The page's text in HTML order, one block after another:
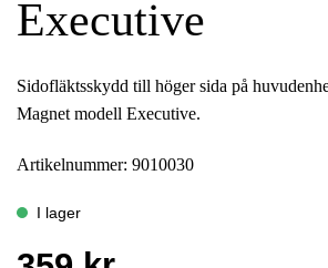
Executive
Sidofläktsskydd till höger sida på
Magnet modell Executive.
Artikelnummer: 9010030